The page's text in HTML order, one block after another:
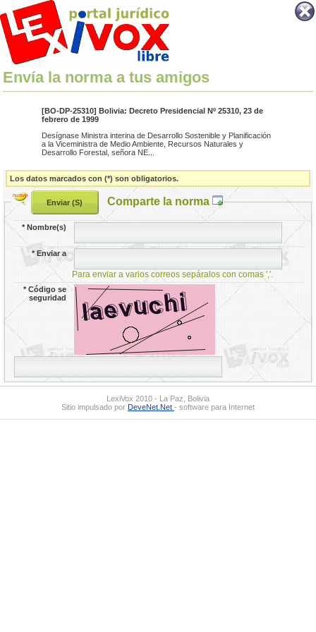
Envía la norma a tus amigos
[BO-DP-25310] Bolivia: Decreto Presidencial Nº 25310, 23 de
febrero de 1999
Desígnase Ministra interina de Desarrollo Sostenible y Planificación
a la Viceministra de Medio Ambiente, Recursos Naturales y
Desarrollo Forestal, señora NE...
Los datos marcados con (*) son obligatorios.
Comparte la norma
*Nombre(s)
*Enviar a
Para enviar a varios correos sepáralos con comas ','.
*Código se
seguridad
LexiVox 2010 - La Paz, Bolivia
Sitio impulsado por DeveNet.Net - software para Internet